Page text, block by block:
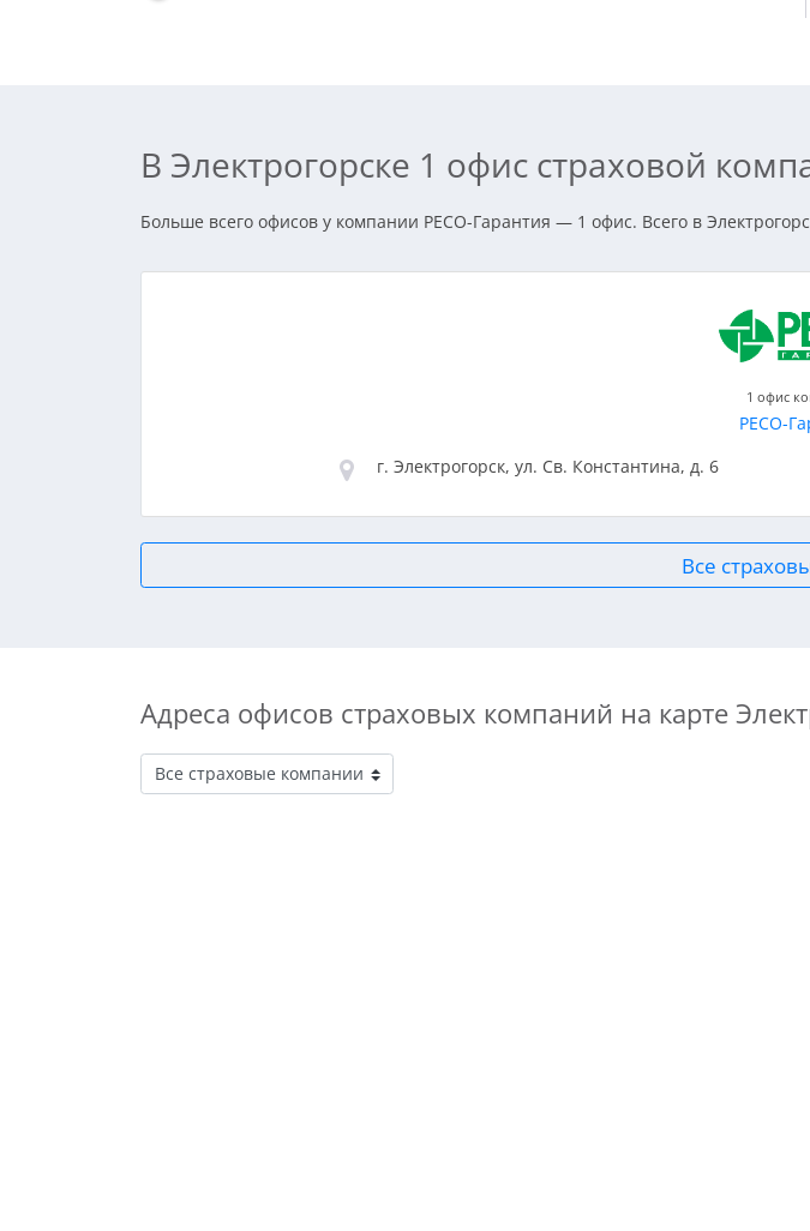
В Электрогорске 1 офис страховой
Больше всего офисов у компании РЕСО-Гарантия — 1 офис. Всего в
1 офис
РЕСО-
г. Электрогорск, ул. Св. Константина, д. 6
Все
Адреса офисов страховых компаний на карте